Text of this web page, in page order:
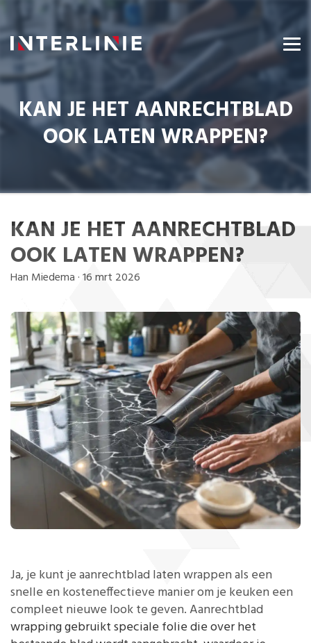
KAN JE HET AANRECHTBLAD
OOK LATEN WRAPPEN?
KAN JE HET AANRECHTBLAD
OOK LATEN WRAPPEN?
Han Miedema ·16 mrt 2026
Ja, je kunt je aanrechtblad laten wrappen als een
snelle en kosteneffectieve manier om je keuken een
compleet nieuwe look te geven. Aanrechtblad
wrapping gebruikt speciale folie die over het